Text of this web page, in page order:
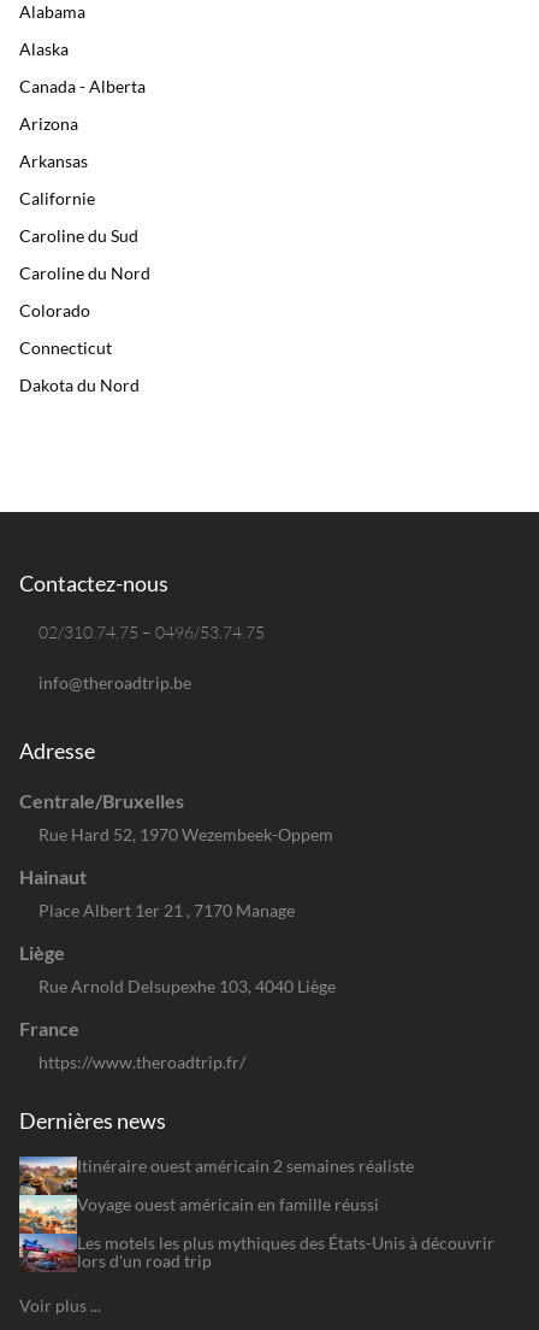
Alabama
Alaska
Canada - Alberta
Arizona
Arkansas
Californie
Caroline du Sud
Caroline du Nord
Colorado
Connecticut
Dakota du Nord
Hawaï
Illinois
Indiana
Kansas
Kentucky
Louisiane
Maine
Maryland
Massachusetts
Michigan
Minnesota
Mississippi
Montana
Nebraska
Nevada
New Hampshire
New York
Contactez-nous
02/310.74.75 – 0496/53.74.75
info@theroadtrip.be
Adresse
Centrale/Bruxelles
Rue Hard 52, 1970 Wezembeek-Oppem
Hainaut
Place Albert 1er 21 , 7170 Manage
Liège
Rue Arnold Delsupexhe 103, 4040 Liège
France
https://www.theroadtrip.fr/
Dernières news
Itinéraire ouest américain 2 semaines réaliste
Voyage ouest américain en famille réussi
Les motels les plus mythiques des États-Unis à découvrir
lors d'un road trip
Voir plus ...